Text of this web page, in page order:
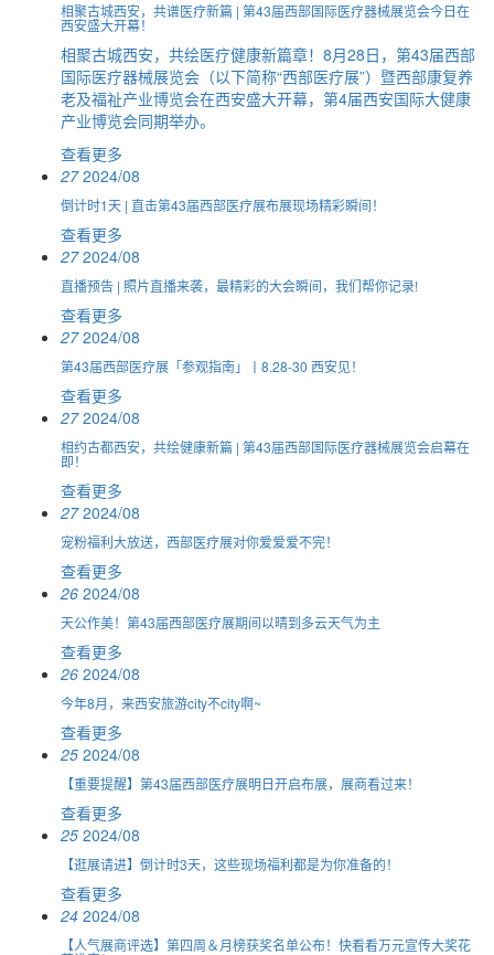
相聚古城西安，共谱医疗新篇 | 第43届西部国际医疗器械展览会今日在
西安盛大开幕！
相聚古城西安，共绘医疗健康新篇章！8月28日，第43届西部
国际医疗器械展览会（以下简称“西部医疗展”）暨西部康复养
老及福祉产业博览会在西安盛大开幕，第4届西安国际大健康
产业博览会同期举办。
查看更多
27 2024/08
倒计时1天 | 直击第43届西部医疗展布展现场精彩瞬间！
查看更多
27 2024/08
直播预告 | 照片直播来袭，最精彩的大会瞬间，我们帮你记录!
查看更多
27 2024/08
第43届西部医疗展「参观指南」丨8.28-30 西安见！
查看更多
27 2024/08
相约古都西安，共绘健康新篇 | 第43届西部国际医疗器械展览会启幕在
即！
查看更多
27 2024/08
宠粉福利大放送，西部医疗展对你爱爱爱不完！
查看更多
26 2024/08
天公作美！第43届西部医疗展期间以晴到多云天气为主
查看更多
26 2024/08
今年8月，来西安旅游city不city啊~
查看更多
25 2024/08
【重要提醒】第43届西部医疗展明日开启布展，展商看过来！
查看更多
25 2024/08
【逛展请进】倒计时3天，这些现场福利都是为你准备的！
查看更多
24 2024/08
【人气展商评选】第四周＆月榜获奖名单公布！快看看万元宣传大奖花